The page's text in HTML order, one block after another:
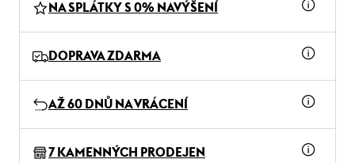
NA SPLÁTKY S 0% NAVÝŠENÍ
DOPRAVA ZDARMA
AŽ 60 DNŮ NA VRÁCENÍ
7 KAMENNÝCH PRODEJEN